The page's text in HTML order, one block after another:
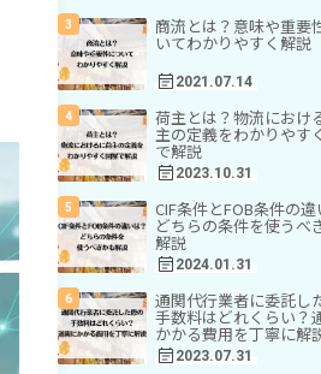
商流とは？意味や重要
いてわかりやすく解説
2021.07.14
荷主とは？物流におけ
主の定義をわかりやす
で解説
2023.10.31
CIF条件とFOB条件の違
どちらの条件を使うべ
解説
2024.01.31
通関代行業者に委託し
手数料はどれくらい？
かかる費用を丁寧に解
2023.07.31